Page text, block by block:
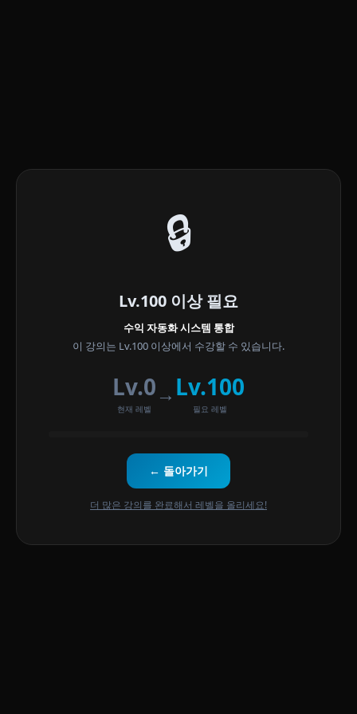
🔒
Lv.100 이상 필요
수익 자동화 시스템 통합
이 강의는 Lv.100 이상에서 수강할 수 있습니다.
Lv.0
현재 레벨
→ Lv.100
필요 레벨
← 돌아가기
더 많은 강의를 완료해서 레벨을 올리세요!